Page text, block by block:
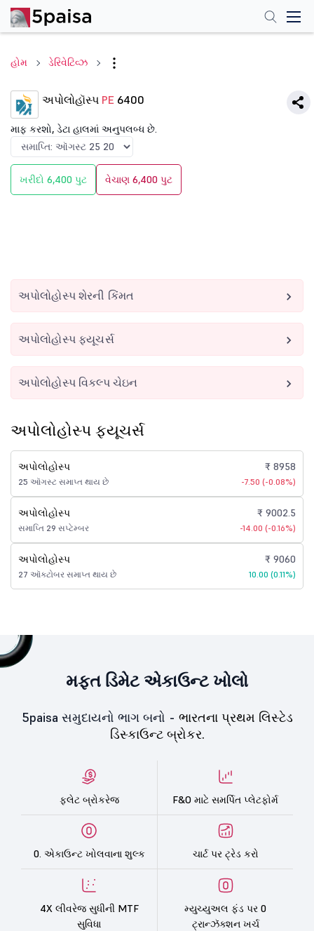
હોમ ડેરિવેટિવ્ઝ
અપોલોહૉસ્પ PE 6400
માફ કરશો, ડેટા હાલમાં અનુપલબ્ધ છે.
ખરીદો 6,400 પુટ વેચાણ 6,400 પુટ
અપોલોહોસ્પ શેરની કિંમત
અપોલોહોસ્પ ફ્યૂચર્સ
અપોલોહોસ્પ વિકલ્પ ચેઇન
અપોલોહોસ્પ ફ્યૂચર્સ
અપોલોહોસ્પ
25 ઑગસ્ટ સમાપ્ત થાય છે
₹ 8958
-7.50 (-0.08%)
અપોલોહોસ્પ
સમાપ્તિ 29 સપ્ટેમ્બર
₹ 9002.5
-14.00 (-0.16%)
અપોલોહોસ્પ
27 ઑક્ટોબર સમાપ્ત થાય છે
₹ 9060
10.00 (0.11%)
મફત ડિમેટ એકાઉન્ટ ખોલો
5paisa સમુદાયનો ભાગ બનો - ભારતના પ્રથમ લિસ્ટેડ
ડિસ્કાઉન્ટ બ્રોકર.
ફ્લેટ બ્રોકરેજ F&O માટે સમર્પિત પ્લેટફોર્મ
0. એકાઉન્ટ ખોલવાના શુલ્ક ચાર્ટ પર ટ્રેડ કરો
4X લીવરેજ સુધીની MTF
સુવિધા
મ્યુચ્યુઅલ ફંડ પર 0
ટ્રાન્ઝૅક્શન ખર્ચ